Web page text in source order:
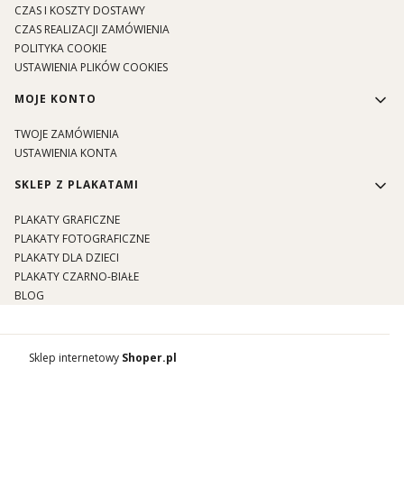
CZAS I KOSZTY DOSTAWY
CZAS REALIZACJI ZAMÓWIENIA
POLITYKA COOKIE
USTAWIENIA PLIKÓW COOKIES
MOJE KONTO
TWOJE ZAMÓWIENIA
USTAWIENIA KONTA
SKLEP Z PLAKATAMI
PLAKATY GRAFICZNE
PLAKATY FOTOGRAFICZNE
PLAKATY DLA DZIECI
PLAKATY CZARNO-BIAŁE
BLOG
Sklep internetowy Shoper.pl